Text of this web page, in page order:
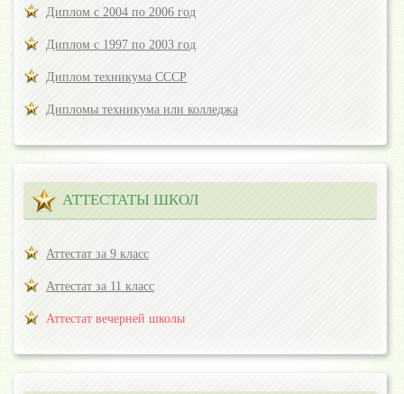
Диплом с 2004 по 2006 год
Диплом с 1997 по 2003 год
Диплом техникума СССР
Дипломы техникума или колледжа
АТТЕСТАТЫ ШКОЛ
Аттестат за 9 класс
Аттестат за 11 класс
Аттестат вечерней школы